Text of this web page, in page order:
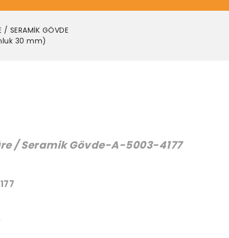
/ SERAMİK GÖVDE
30 mm)
/ Seramik Gövde-A-5003-4177